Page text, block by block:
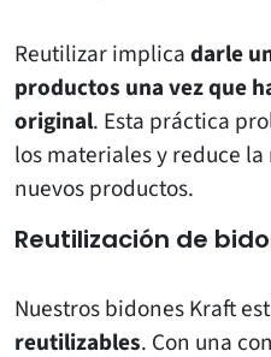
Reutilizar implicadarle
productos una vez que
original. Esta práctica
los materiales y reduce
nuevos productos.
Reutilización de
Nuestros bidones Kraft
reutilizables. Con una